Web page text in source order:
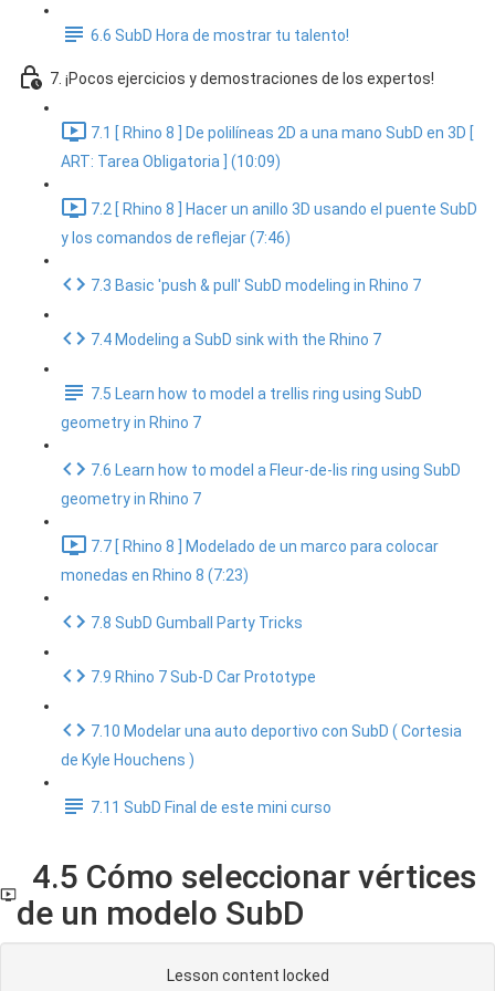
6.6 SubD Hora de mostrar tu talento!
7. ¡Pocos ejercicios y demostraciones de los expertos!
7.1 [ Rhino 8 ] De polilíneas 2D a una mano SubD en 3D [
ART: Tarea Obligatoria ] (10:09)
7.2 [ Rhino 8 ] Hacer un anillo 3D usando el puente SubD
y los comandos de reflejar (7:46)
7.3 Basic 'push & pull' SubD modeling in Rhino 7
7.4 Modeling a SubD sink with the Rhino 7
7.5 Learn how to model a trellis ring using SubD
geometry in Rhino 7
7.6 Learn how to model a Fleur-de-lis ring using SubD
geometry in Rhino 7
7.7 [ Rhino 8 ] Modelado de un marco para colocar
monedas en Rhino 8 (7:23)
7.8 SubD Gumball Party Tricks
7.9 Rhino 7 Sub-D Car Prototype
7.10 Modelar una auto deportivo con SubD ( Cortesia
de Kyle Houchens )
7.11 SubD Final de este mini curso
4.5 Cómo seleccionar vértices
de un modelo SubD
Lesson content locked